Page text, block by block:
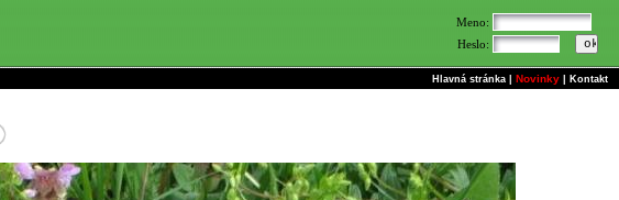
Meno:
Heslo:
Hlavná stránka Novinky Kontakt